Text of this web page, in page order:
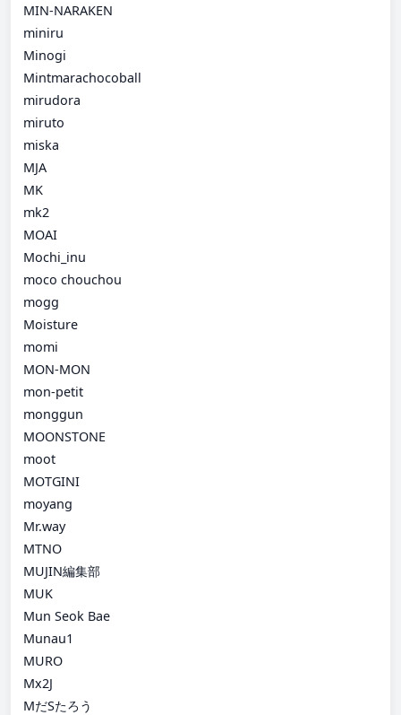
MIN-NARAKEN
miniru
Minogi
Mintmarachocoball
mirudora
miruto
miska
MJA
MK
mk2
MOAI
Mochi_inu
moco chouchou
mogg
Moisture
momi
MON-MON
mon-petit
monggun
MOONSTONE
moot
MOTGINI
moyang
Mr.way
MTNO
MUJIN編集部
MUK
Mun Seok Bae
Munau1
MURO
Mx2J
MだSたろう